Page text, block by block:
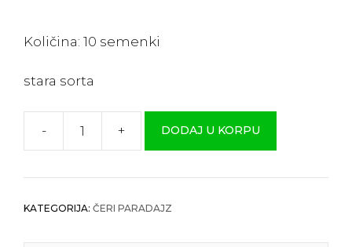
Količina: 10 semenki
stara sorta
-
Čeri
Žuta
+ DODAJ U KORPU
KATEGORIJA: ČERI PARADAJZ